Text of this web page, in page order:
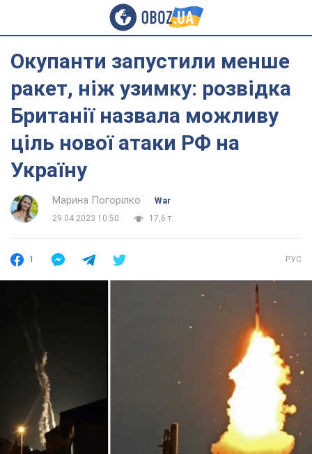
Окупанти запустили менше
ракет, ніж узимку: розвідка
Британії назвала можливу
ціль нової атаки РФ на
Україну
Марина Погорілко
War
29.04.2023 10:50
17,6 т.
1 РУС